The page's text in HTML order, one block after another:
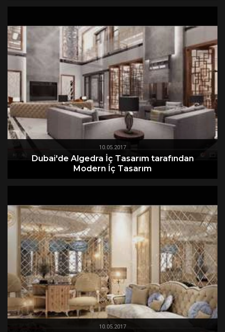
10.05.2017
Dubai'de Algedra İç Tasarım tarafından
Modern İç Tasarım
10.05.2017